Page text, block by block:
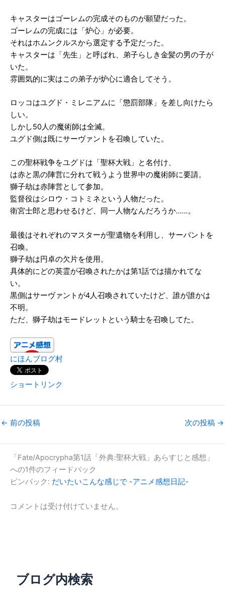
ブログ内検索
キャスターはゴーレムの完成そのものが願望だった。
ゴーレムの完成には「炉心」が必要。
それはホムンクルスから選定する予定だった。
キャスターは「先生」と呼ばれ、弟子らしき金髪の男の子が
いた。
雰囲気的に実はこの弟子が炉心に適合してそう。
ロッコはユグド・ミレニアムに「懲罰部隊」を差し向けたら
しい。
しかし50人の魔術師は全滅。
ユグド側は既にサーヴァントを召喚していた。
この聖杯戦争をユグドは「聖杯大戦」と名付け、
は赤と黒の陣営に分れて戦うよう世界中の魔術師に要請。
獅子劫は赤陣営として参加。
監督役はシロウ・コトミネという人物だった。
衛宮士郎と思わせるけど、同一人物なんだろうか……。
最後はそれぞれのマスターが聖遺物を利用し、サーバントを
召喚。
獅子劫は円卓の欠片を使用。
具体的にどの英霊が召喚されたかは第1話では描かれてな
い。
黒側はサーヴァントが4人召喚されていたけど、誰が誰かは
不明。
ただ、獅子劫はモードレットという騎士を召喚してた。
にほんブログ村
ショートリンク
← 前の投稿 次の投稿 →
「Fate/Apocrypha第1話「外典:聖杯大戦」あらすじと感想」
への1件のフィードバック
ピンバック: だいたいこんな感じで -アニメ感想日記-
コメントは受け付けていません。